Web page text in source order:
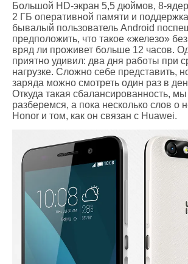
Большой HD-экран 5,5 дюймов, 8-
2 ГБ оперативной памяти и
бывалый пользователь Android
предположить, что такое «железо»
вряд ли проживет больше 12 часов.
приятно удивил: два дня работы при
нагрузке. Сложно себе представить,
заряда можно смотреть один раз в
Откуда такая сбалансированность,
разберемся, а пока несколько слов о
Honor и том, как он связан с Huawei.